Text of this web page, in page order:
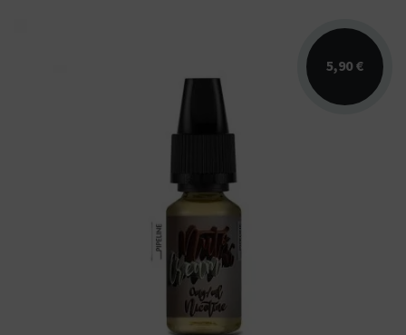
5,90 €
Arômes : noisette, crème, chocolat. E-liquide
PIPELINE Liquids. Disponible en 10ml